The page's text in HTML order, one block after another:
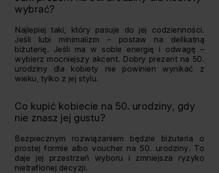
wybrać?
Najlepiej taki, który pasuje do jej codzienności.
Jeśli lubi minimalizm – postaw na delikatną
biżuterię. Jeśli ma w sobie energię i odwagę –
wybierz mocniejszy akcent. Dobry prezent na 50.
urodziny dla kobiety nie powinien wynikać z
wieku, tylko z jej stylu.
Co kupić kobiecie na 50. urodziny, gdy
nie znasz jej gustu?
Bezpiecznym rozwiązaniem będzie biżuteria o
prostej formie albo voucher na 50. urodziny. To
daje jej przestrzeń wyboru i zmniejsza ryzyko
nietrafionej decyzji.